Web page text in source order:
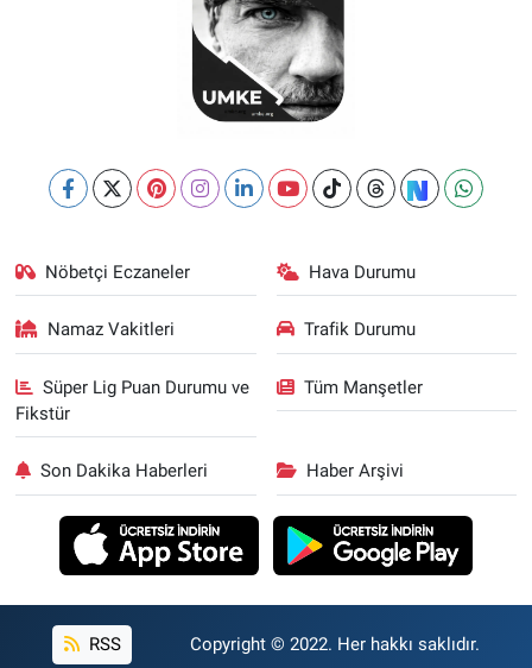
Nöbetçi Eczaneler Hava Durumu
Namaz Vakitleri Trafik Durumu
Süper Lig Puan Durumu ve
Fikstür
Tüm Manşetler
Son Dakika Haberleri Haber Arşivi
RSS Copyright © 2022. Her hakkı saklıdır.